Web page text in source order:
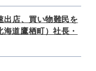
出店、買い物難民を
道鷹栖町）社長・